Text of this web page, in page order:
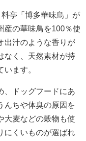
亭「博多華味鳥」が
産の華味鳥を100％使
出汁のような香りが
なく、天然素材が持
ます。
、ドッグフードにあ
んちや体臭の原因を
大麦などの穀物も使
にくいものが選ばれ